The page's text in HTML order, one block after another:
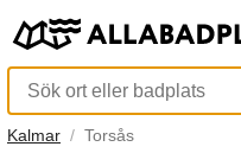
Kalmar Torsås